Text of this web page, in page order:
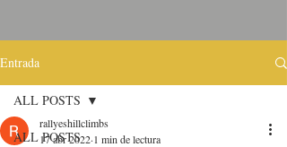
Entrada
ALL POSTS
ALL POSTS
rallyeshillclimbs
17 abr 2022 1 min de lectura